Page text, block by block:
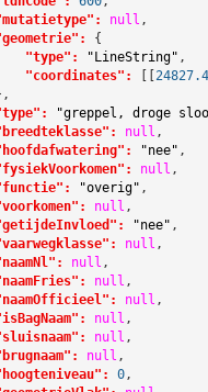
null ,
{
"type":
"LineString" ,
"coordinates":
[[
"greppel, droge
null ,
"nee" ,
null ,
"overig" ,
null ,
"nee" ,
null ,
null ,
null ,
null ,
null ,
null ,
null ,
0,